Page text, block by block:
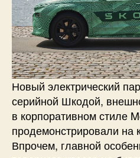
Новый электрический
серийной Шкодой,
в корпоративном стиле
продемонстрировали на
Впрочем, главной